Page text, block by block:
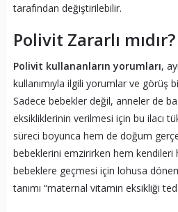
tarafından değiştirilebilir.
Polivit Zararlı mıdır?
Polivit kullananların yorumları,
kullanımıyla ilgili yorumlar ve görüş
Sadece bebekler değil, anneler de
eksikliklerinin verilmesi için bu ilacı
süreci boyunca hem de doğum
bebeklerini emzirirken hem kendileri
bebeklere geçmesi için lohusa
tanımı “maternal vitamin eksikliği